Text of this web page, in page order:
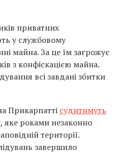
приватних
у службовому
майна. За це їм загрожує
з конфіскацією майна.
всі завдані збитки
Прикарпатті судитимуть
, яке роками незаконно
території.
завершило